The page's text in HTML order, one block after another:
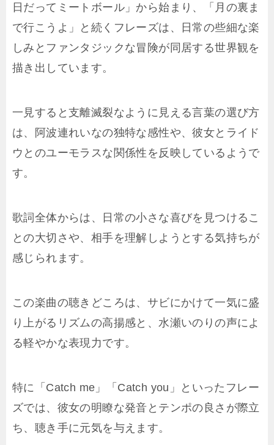
日だってミートボール」から始まり、「月の裏ま
で行こうよ」と続くフレーズは、日常の些細な楽
しみとファンタジックな冒険が同居する世界観を
描き出しています。
一見すると支離滅裂なように見える言葉の選び方
は、阿波連れいなの独特な感性や、彼女とライド
ウとのユーモラスな関係性を反映しているようで
す。
歌詞全体からは、日常の小さな喜びを見つけるこ
との大切さや、相手を理解しようとする気持ちが
感じられます。
この楽曲の聴きどころは、サビにかけて一気に盛
り上がるリズムの高揚感と、水瀬いのりの声によ
る軽やかな表現力です。
特に「Catch me」「Catch you」といったフレー
ズでは、彼女の明瞭な発音とテンポの良さが際立
ち、聴き手に元気を与えます。